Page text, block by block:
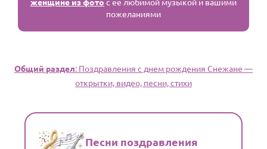
пожеланиями
Общий раздел: Поздравления с днем рождения Снежане —
открытки, видео, песни, стихи
Песни поздравления